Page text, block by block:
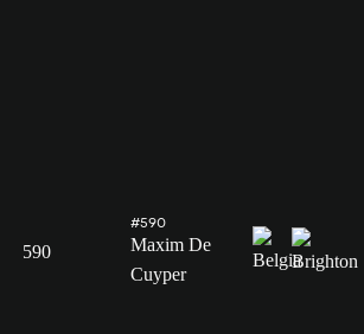
590
#590
Maxim De
Cuyper